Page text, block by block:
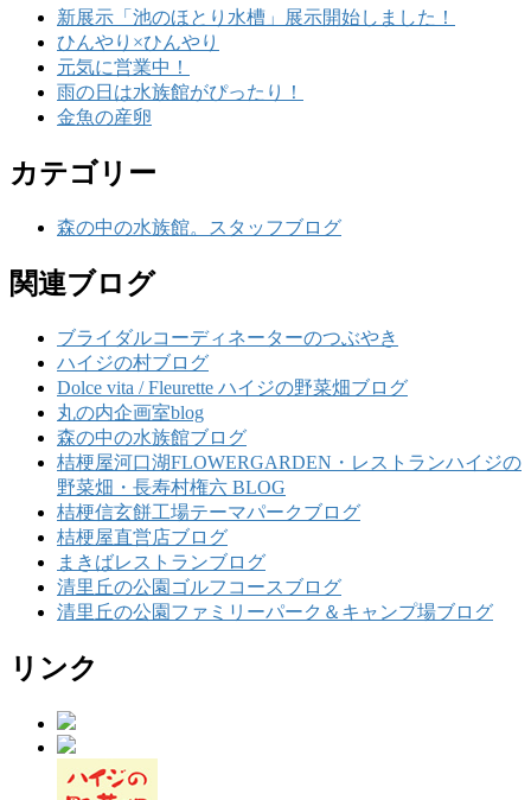
新展示「池のほとり水槽」展示開始しました！
ひんやり×ひんやり
元気に営業中！
雨の日は水族館がぴったり！
金魚の産卵
カテゴリー
森の中の水族館。スタッフブログ
関連ブログ
ブライダルコーディネーターのつぶやき
ハイジの村ブログ
Dolce vita / Fleurette ハイジの野菜畑ブログ
丸の内企画室blog
森の中の水族館ブログ
桔梗屋河口湖FLOWERGARDEN・レストランハイジの
野菜畑・長寿村権六 BLOG
桔梗信玄餅工場テーマパークブログ
桔梗屋直営店ブログ
まきばレストランブログ
清里丘の公園ゴルフコースブログ
清里丘の公園ファミリーパーク＆キャンプ場ブログ
リンク